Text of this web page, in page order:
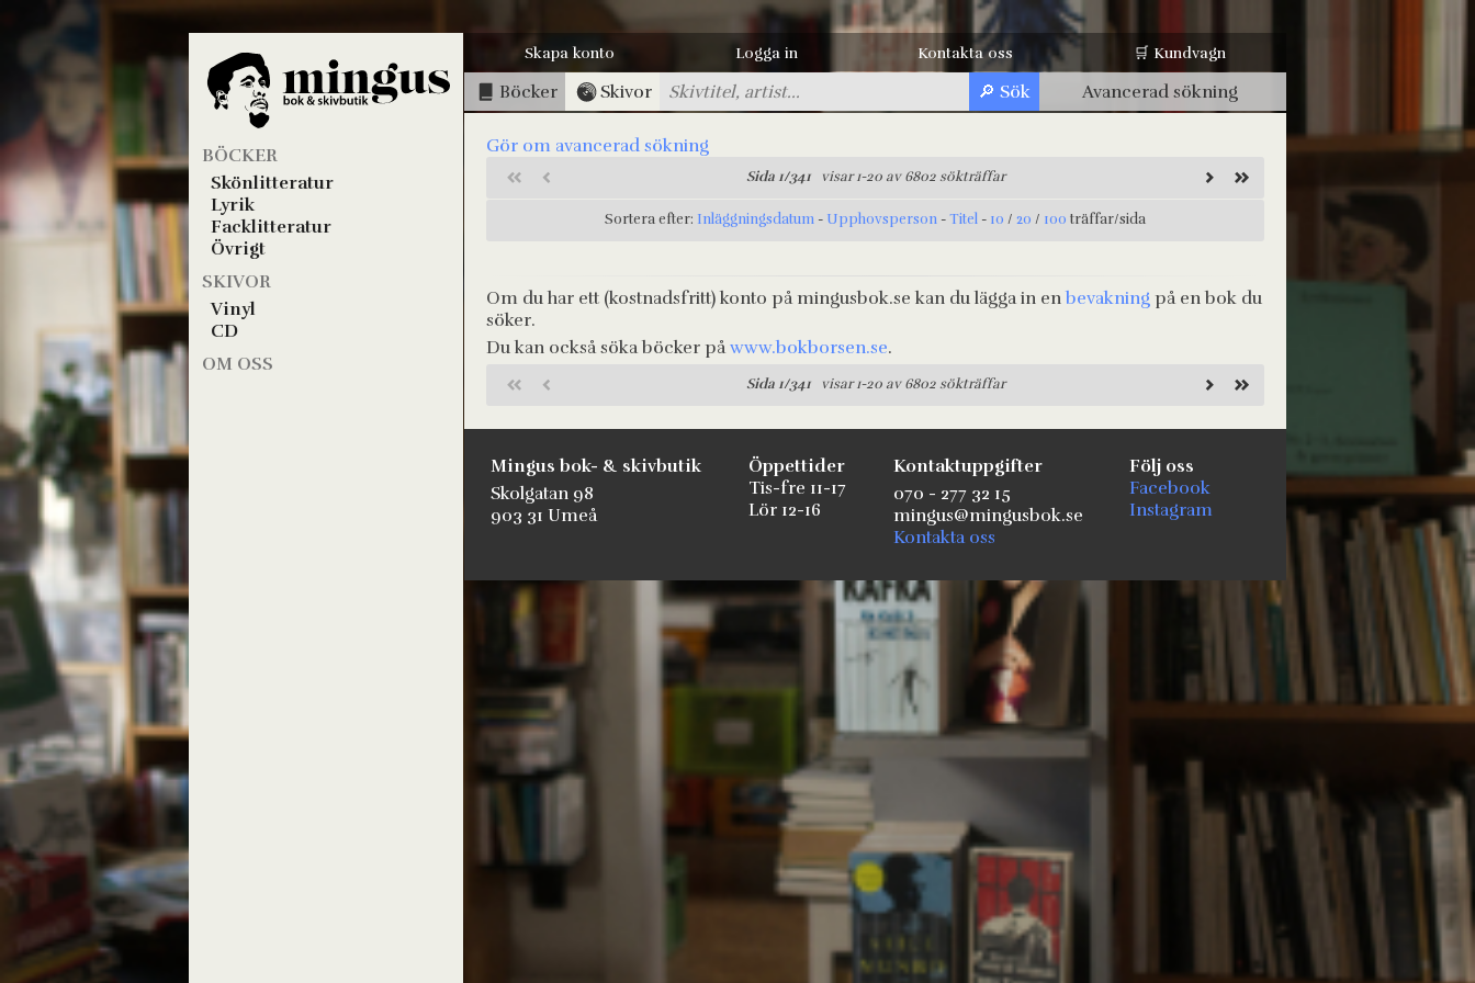
BÖCKER
Skönlitteratur
Lyrik
Facklitteratur
Övrigt
SKIVOR
Vinyl
CD
OM OSS
Skapa konto Logga in Kontakta oss 🛒 Kundvagn
Böcker Skivor Avancerad sökning
Gör om avancerad sökning
Sida 1/341visar 1-20 av 6802 sökträffar
Sortera efter: Inläggningsdatum - Upphovsperson -Titel - 10 / 20 / 100 träffar/sida
Om du har ett (kostnadsfritt) konto på mingusbok.se kan du lägga in enbevakning på en bok du
söker.
Du kan också söka böcker påwww.bokborsen.se.
Sida 1/341visar 1-20 av 6802 sökträffar
Mingus bok- & skivbutik
Skolgatan 98
903 31 Umeå
Öppettider
Tis-fre 11-17
Lör 12-16
Kontaktuppgifter
070 - 277 32 15
mingus@mingusbok.se
Kontakta oss
Följ oss
Facebook
Instagram